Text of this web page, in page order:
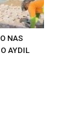
NAS
AYDIL